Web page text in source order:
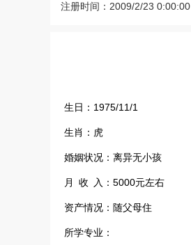
注册时间：2009/2/23 0:00:00
生日：1975/11/1
生肖：虎
婚姻状况：离异无小孩
月 收 入：5000元左右
资产情况：随父母住
所学专业：